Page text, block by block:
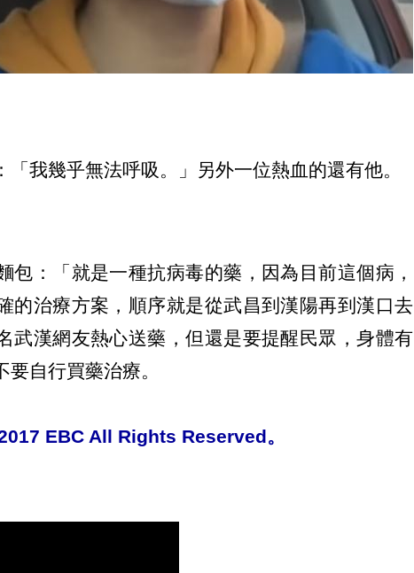
我幾乎無法呼吸。」另外一位熱血的還有他。
包：「就是一種抗病毒的藥，因為目前這個病，
的治療方案，順序就是從武昌到漢陽再到漢口去
武漢網友熱心送藥，但還是要提醒民眾，身體有
自行買藥治療。
EBC All Rights Reserved。